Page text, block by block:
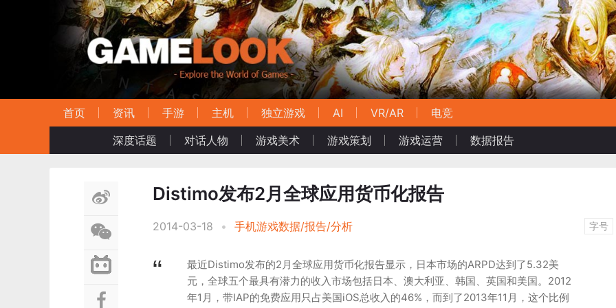
首页 资讯 手游 主机 独立游戏 AI VR/AR
电竞
深度话题
对话人物 游戏美术 游戏策划 游戏运营 数据报告
Distimo发布2月全球应用货币化报告
2014-03-18 • 手机游戏数据/报告/分析 字号
最近Distimo发布的2月全球应用货币化报告显示，日本市场的ARPD达到了5.32美
元，全球五个最具有潜力的收入市场包括日本、澳大利亚、韩国、英国和美国。2012
年1月，带IAP的免费应用只占美国iOS总收入的46%，而到了2013年11月，这个比例